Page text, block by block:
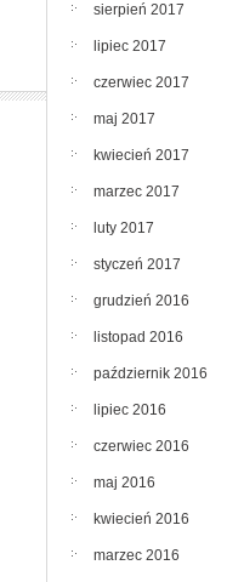
sierpień 2017
lipiec 2017
czerwiec 2017
maj 2017
kwiecień 2017
marzec 2017
luty 2017
styczeń 2017
grudzień 2016
listopad 2016
październik 2016
lipiec 2016
czerwiec 2016
maj 2016
kwiecień 2016
marzec 2016